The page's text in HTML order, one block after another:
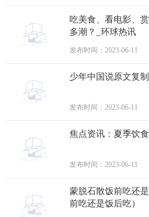
吃美食、看电影、
多潮？_环球热讯
发布时间：2023-06-11
少年中国说原文复
发布时间：2023-06-11
焦点资讯：夏季饮
发布时间：2023-06-11
蒙脱石散饭前吃还
前吃还是饭后吃）